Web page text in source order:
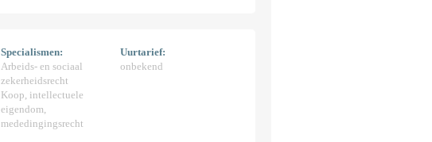
Specialismen:
Arbeids- en sociaal
zekerheidsrecht
Koop, intellectuele
eigendom,
mededingingsrecht
Uurtarief:
onbekend